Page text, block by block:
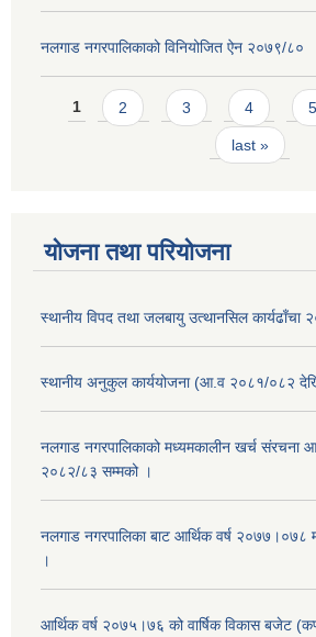
नलगाड नगरपालिकाको विनियोजित ऐन २०७९/८०
Pages
1 2 3 4 5
last »
योजना तथा परियोजना
स्थानीय विपद तथा जलबायु उत्थानसिल कार्यढाँचा
स्थानीय अनुकुल कार्ययोजना (आ.व २०८१/०८२
नलगाड नगरपालिकाको मध्यमकालीन खर्च
२०८२/८३ सम्मको ।
नलगाड नगरपालिका बाट आर्थिक वर्ष २०७७।०७८
।
आर्थिक वर्ष २०७५।७६ को वार्षिक विकास बजेट